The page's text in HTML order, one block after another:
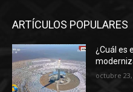
ARTÍCULOS POPULARES
¿Cuál es
octubre 23,